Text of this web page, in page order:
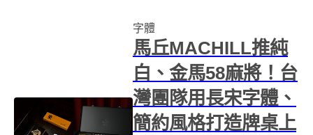
型！ 「芫荽」是由字嗨發起人
But...
字體
馬丘MACHILL推純
白、金馬58麻將！台
灣團隊用長宋字體、
簡約風格打造牌桌上